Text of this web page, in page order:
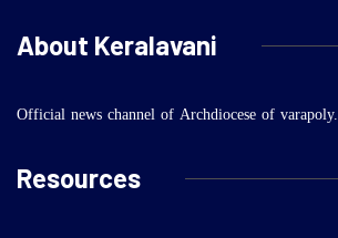
About Keralavani
Official news channel of Archdiocese of varapoly.
Resources